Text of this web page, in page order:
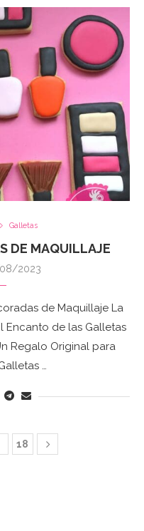
Galletas
DE MAQUILLAJE
2023
de Maquillaje La
Encanto de las Galletas
Regalo Original para
…
18